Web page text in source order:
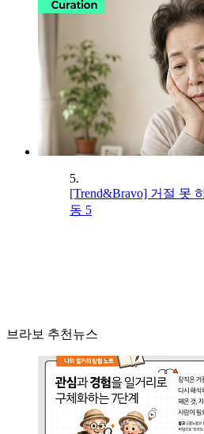
5.
[Trend&Bravo] 거절 못
동 5
브라보 추천뉴스